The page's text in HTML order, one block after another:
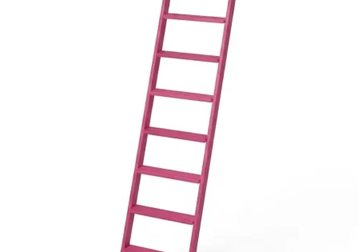
Parapetti Ringhiere Balaustre in acciaio e alluminio
Cerniere freni per porte
Articoli per la casa